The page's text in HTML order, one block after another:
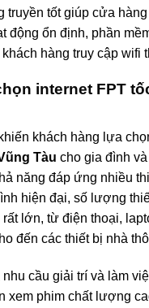
truyền tốt giúp cửa
động ổn định, phần
hàng truy cập wifi
internet FPT
khách hàng lựa
Tàu cho gia đình
năng đáp ứng nhiều
hiện đại, số lượng
lớn, từ điện thoại,
đến các thiết bị nhà
cầu giải trí và làm
xem phim chất lượng